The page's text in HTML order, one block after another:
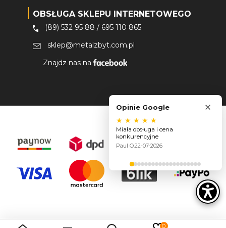
0
OBSŁUGA SKLEPU INTERNETOWEGO
(89) 532 95 88 / 695 110 865
sklep@metalzbyt.com.pl
Znajdz nas na
Opinie Google ×
★ ★ ★ ★ ★
Miała obsługa i cena
konkurencyjne
Paul O.22-07-2026